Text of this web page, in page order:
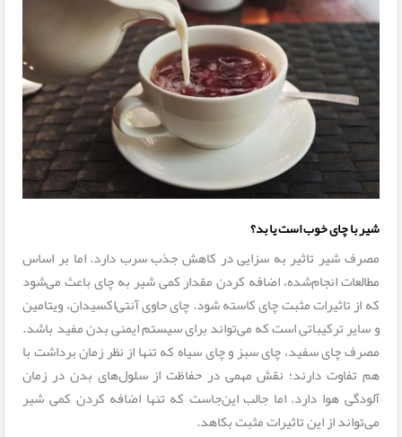
شیر با چای خوب است یا بد؟
مصرف شیر تاثیر به سزایی در کاهش جذب سرب دارد. اما بر اساس
مطالعات انجام‌شده، اضافه کردن مقدار کمی شیر به چای باعث می‌شود
که از تاثیرات مثبت چای کاسته شود. چای حاوی آنتی‌اکسیدان، ویتامین
و سایر ترکیباتی است که می‌تواند برای سیستم ایمنی بدن مفید باشد.
مصرف چای سفید، چای سبز و چای سیاه که تنها از نظر زمان برداشت با
هم تفاوت دارند؛ نقش مهمی در حفاظت از سلول‌های بدن در زمان
آلودگی هوا دارد. اما جالب این‌جاست که تنها اضافه کردن کمی شیر
می‌تواند از این تاثیرات مثبت بکاهد.